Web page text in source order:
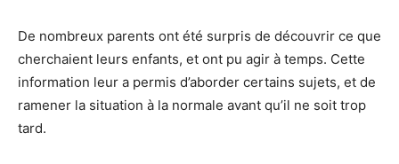
De nombreux parents ont été surpris de découvrir ce que
cherchaient leurs enfants, et ont pu agir à temps. Cette
information leur a permis d’aborder certains sujets, et de
ramener la situation à la normale avant qu’il ne soit trop
tard.